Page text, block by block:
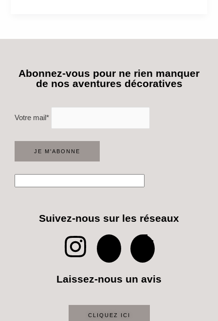
Abonnez-vous pour ne rien manquer
de nos aventures décoratives
Votre mail*
Suivez-nous sur les réseaux
I
n
P
i
T
i
Laissez-nous un avis
CLIQUEZ ICI